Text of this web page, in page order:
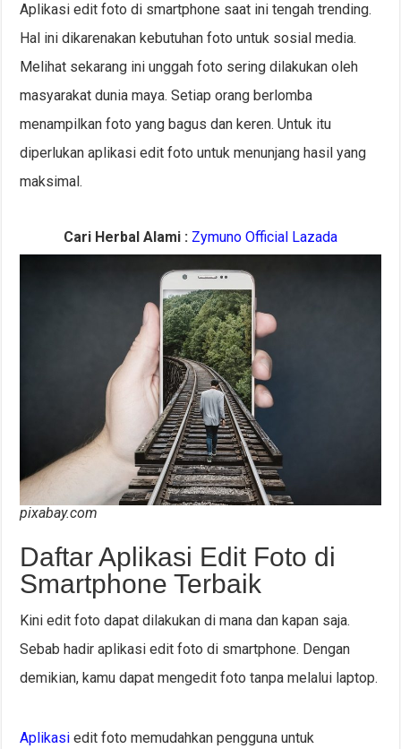
Aplikasi edit foto di smartphone saat ini tengah trending.
Hal ini dikarenakan kebutuhan foto untuk sosial media.
Melihat sekarang ini unggah foto sering dilakukan oleh
masyarakat dunia maya. Setiap orang berlomba
menampilkan foto yang bagus dan keren. Untuk itu
diperlukan aplikasi edit foto untuk menunjang hasil yang
maksimal.
Cari Herbal Alami : Zymuno Official Lazada
pixabay.com
Daftar Aplikasi Edit Foto di
Smartphone Terbaik
Kini edit foto dapat dilakukan di mana dan kapan saja.
Sebab hadir aplikasi edit foto di smartphone. Dengan
demikian, kamu dapat mengedit foto tanpa melalui laptop.
Aplikasi edit foto memudahkan pengguna untuk